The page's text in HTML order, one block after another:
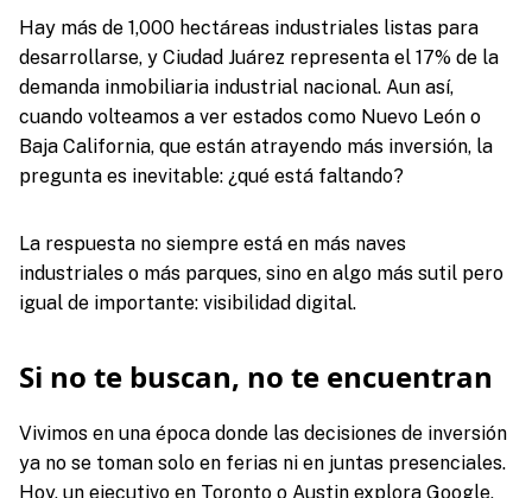
Hay más de 1,000 hectáreas industriales listas para
desarrollarse, y Ciudad Juárez representa el 17% de la
demanda inmobiliaria industrial nacional. Aun así,
cuando volteamos a ver estados como Nuevo León o
Baja California, que están atrayendo más inversión, la
pregunta es inevitable: ¿qué está faltando?
La respuesta no siempre está en más naves
industriales o más parques, sino en algo más sutil pero
igual de importante: visibilidad digital.
Si no te buscan, no te encuentran
Vivimos en una época donde las decisiones de inversión
ya no se toman solo en ferias ni en juntas presenciales.
Hoy, un ejecutivo en Toronto o Austin explora Google,